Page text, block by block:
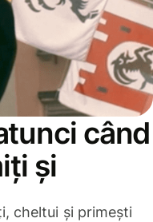
când
și
cheltui și primești